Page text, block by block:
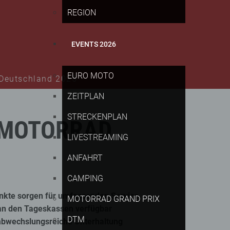
REGION
EVENTS 2026
EURO MOTO
ZEITPLAN
STRECKENPLAN
LIVESTREAMING
ANFAHRT
CAMPING
MOTORRAD GRAND PRIX
DTM
2025
sorgen für umfassenden Service
den Tageskassen verfügbar
Unterhaltung